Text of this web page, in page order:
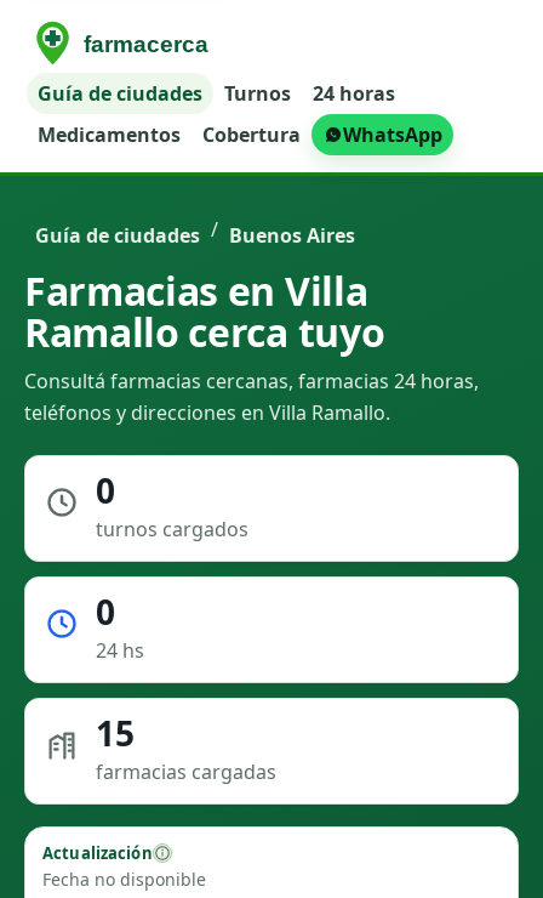
Guía de ciudades Turnos
24 horas
Medicamentos
Cobertura WhatsApp
Guía de ciudades / Buenos Aires
Farmacias en Villa
Ramallo cerca tuyo
Consultá farmacias cercanas, farmacias 24 horas,
teléfonos y direcciones en Villa Ramallo.
0
turnos cargados
0
24 hs
15
farmacias cargadas
Actualización
Fecha no disponible